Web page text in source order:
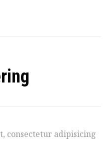
consectetur adipisicing